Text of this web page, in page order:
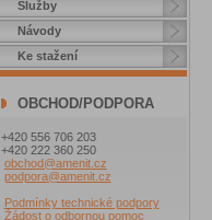
Služby
Návody
Ke stažení
OBCHOD/PODPORA
+420 556 706 203
+420 222 360 250
obchod@amenit.cz
podpora@amenit.cz
Podmínky technické podpory
Žádost o odbornou pomoc